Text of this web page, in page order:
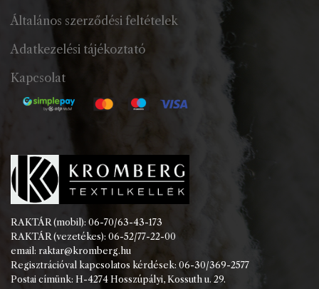
Általános szerződési feltételek
Adatkezelési tájékoztató
Kapcsolat
RAKTÁR (mobil): 06-70/63-43-173
RAKTÁR (vezetékes): 06-52/77-22-00
email: raktar@kromberg.hu
Regisztrációval kapcsolatos kérdések: 06-30/369-2577
Postai címünk: H-4274 Hosszúpályi, Kossuth u. 29.